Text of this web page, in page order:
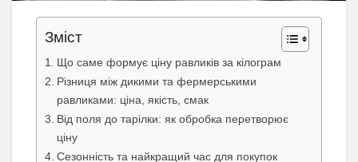
Зміст
Що саме формує ціну равликів за кілограм
Різниця між дикими та фермерськими
равликами: ціна, якість, смак
Від поля до тарілки: як обробка перетворює
ціну
Сезонність та найкращий час для покупок